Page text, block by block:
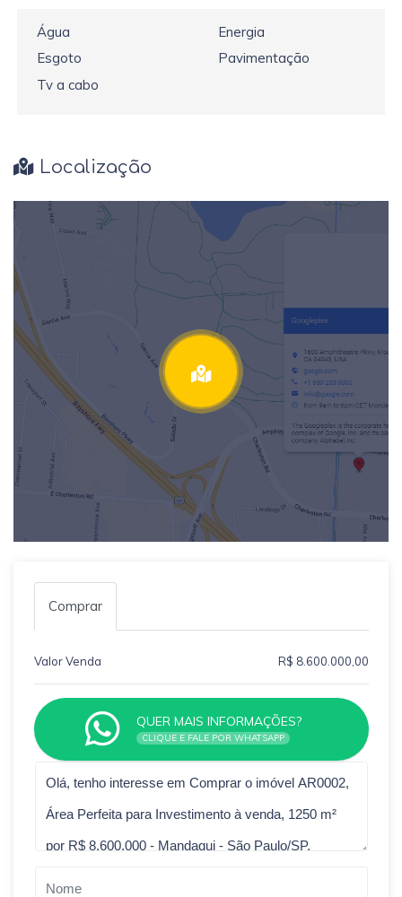
Água
Energia
Esgoto
Pavimentação
Tv a cabo
Localização
Comprar
Valor Venda R$ 8.600.000,00
QUER MAIS INFORMAÇÕES?
CLIQUE E FALE POR WHATSAPP